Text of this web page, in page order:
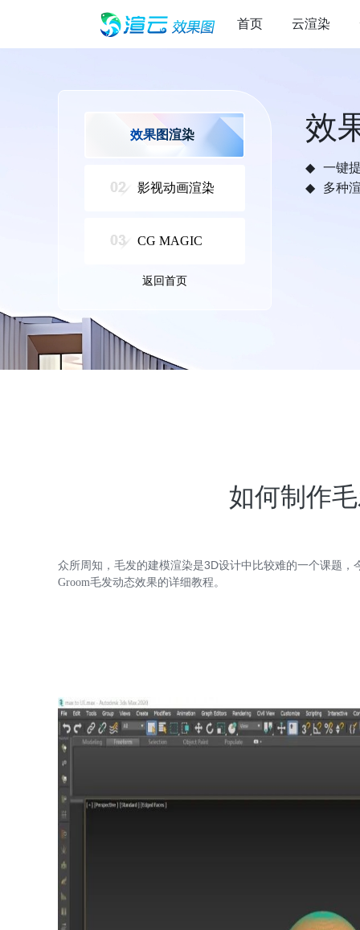
首页 云渲染
效果图渲染
影视动画渲染
CG MAGIC
返回首页
效
一键
多种
如何制作
众所周知，毛发的建模渲染是3D设计中比较难的一个课题
Groom毛发动态效果的详细教程。